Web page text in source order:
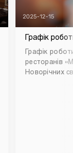
2025-12-15
Графік
Графік
ресторанів
Новорічних